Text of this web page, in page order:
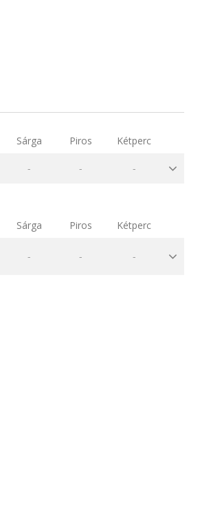
Sárga Piros
Kétperc
- - -
Sárga Piros
Kétperc
- - -